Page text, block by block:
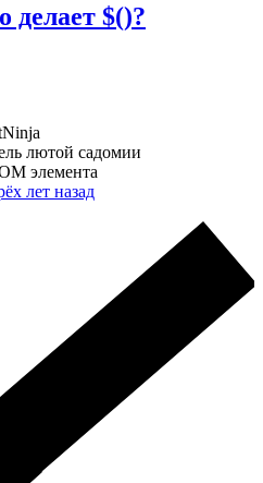
делает $()?
лютой садомии
элемента
лет назад